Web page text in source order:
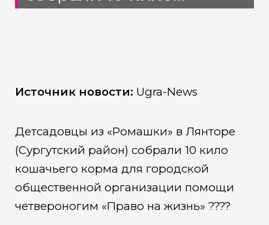
организации помощи
Источник новости: Ugra-News
Детсадовцы из «Ромашки» в Лянторе
(Сургутский район) собрали 10 кило
кошачьего корма для городской
общественной организации помощи
четвероногим «Право на жизнь» ????